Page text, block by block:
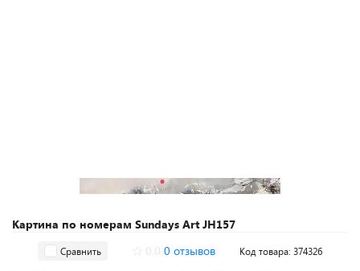
Картина по номерам Sundays Art JH157
Сравнить 0 отзывов Код товара: 374326